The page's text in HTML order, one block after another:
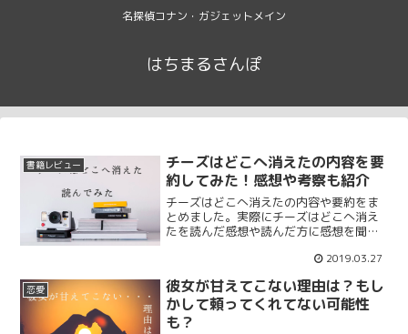
名探偵コナン・ガジェットメイン
はちまるさんぽ
書籍レビュー
チーズはどこへ消えたの内容を要
約してみた！感想や考察も紹介
チーズはどこへ消えたの内容や要約をま
とめました。実際にチーズはどこへ消え
たを読んだ感想や読んだ方に感想を聞い
からずっと人気があるビジネス書なので
読んだことがある方も多いと思います。
そこで本書の内容や要約をまとめたので
参考に。
2019.03.27
恋愛
彼女が甘えてこない理由は？もし
かして頼ってくれてない可能性
も？